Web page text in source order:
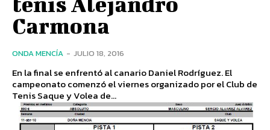
Carmona
ONDA MENCÍA - JULIO 18, 2016
En la final se enfrentó al canario Daniel Rodríguez. El
campeonato comenzó el viernes organizado por el Club de
Tenis Saque y Volea de...